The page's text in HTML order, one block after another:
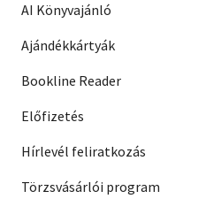
AI Könyvajánló
Ajándékkártyák
Bookline Reader
Előfizetés
Hírlevél feliratkozás
Törzsvásárlói program